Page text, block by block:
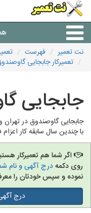
شرکت
نت تعمیر فهرست
تعمیرکار جابجایی
جابجایی
جابجایی گاوصندوق در
با چندین سال سابقه کار
اگر شما هم تعمیرکار
روی دکمهدرج آگهی و نام
نموده و سپس خودتان را
درج